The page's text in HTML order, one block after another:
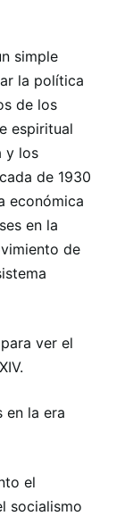
simple
la política
de los
espiritual
y los
de 1930
económica
en la
de
ver el
en la era
el
socialismo